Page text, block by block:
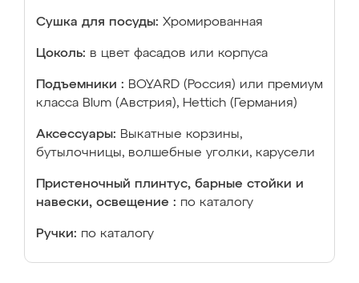
Сушка для посуды: Хромированная
Цоколь: в цвет фасадов или корпуса
Подъемники : BOYARD (Россия) или премиум
класса Blum (Австрия), Hettich (Германия)
Аксессуары: Выкатные корзины,
бутылочницы, волшебные уголки, карусели
Пристеночный плинтус, барные стойки и
навески, освещение : по каталогу
Ручки: по каталогу